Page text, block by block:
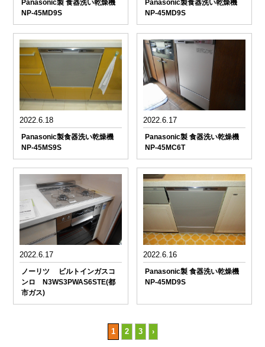
Panasonic製 食器洗い乾燥機
NP-45MD9S
Panasonic製食器洗い乾燥機
NP-45MD9S
2022.6.18
Panasonic製食器洗い乾燥機
NP-45MS9S
2022.6.17
Panasonic製 食器洗い乾燥機
NP-45MC6T
2022.6.17
ノーリツ ビルトインガスコ
ンロ N3WS3PWAS6STE(都
市ガス)
2022.6.16
Panasonic製 食器洗い乾燥機
NP-45MD9S
1 2 3 ›